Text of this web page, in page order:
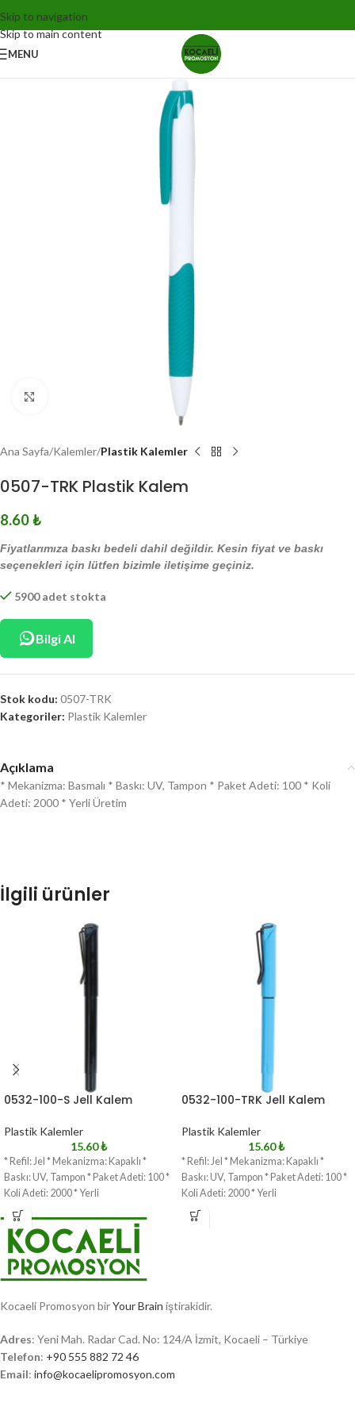
Skip to navigation
Skip to main content
MENU
Ana Sayfa Kalemler Plastik Kalemler
0507-TRK Plastik Kalem
8.60₺
Fiyatlarımıza baskı bedeli dahil değildir. Kesin fiyat ve baskı
seçenekleri için lütfen bizimle iletişime geçiniz.
5900 adet stokta
Bilgi Al
Stok kodu: 0507-TRK
Kategoriler: Plastik Kalemler
Açıklama
* Mekanizma: Basmalı * Baskı: UV, Tampon * Paket Adeti: 100 * Koli
Adeti: 2000 * Yerli Üretim
İlgili ürünler
0532-100-S Jell Kalem
Plastik Kalemler
15.60₺
* Refil: Jel * Mekanizma: Kapaklı *
Baskı: UV, Tampon * Paket Adeti: 100 *
Koli Adeti: 2000 * Yerli
0532-100-TRK Jell Kalem
Plastik Kalemler
15.60₺
* Refil: Jel * Mekanizma: Kapaklı *
Baskı: UV, Tampon * Paket Adeti: 100 *
Koli Adeti: 2000 * Yerli
Kocaeli Promosyon birYour Brain iştirakidir.
Adres: Yeni Mah. Radar Cad. No: 124/A İzmit, Kocaeli – Türkiye
Telefon: +90 555 882 72 46
Email: info@kocaelipromosyon.com